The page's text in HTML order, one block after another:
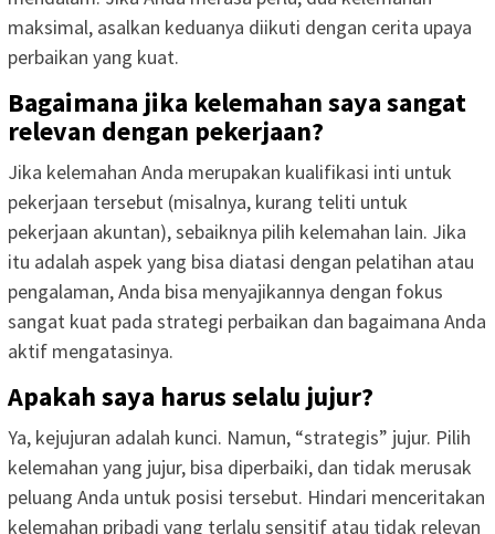
maksimal, asalkan keduanya diikuti dengan cerita upaya
perbaikan yang kuat.
Bagaimana jika kelemahan saya sangat
relevan dengan pekerjaan?
Jika kelemahan Anda merupakan kualifikasi inti untuk
pekerjaan tersebut (misalnya, kurang teliti untuk
pekerjaan akuntan), sebaiknya pilih kelemahan lain. Jika
itu adalah aspek yang bisa diatasi dengan pelatihan atau
pengalaman, Anda bisa menyajikannya dengan fokus
sangat kuat pada strategi perbaikan dan bagaimana Anda
aktif mengatasinya.
Apakah saya harus selalu jujur?
Ya, kejujuran adalah kunci. Namun, “strategis” jujur. Pilih
kelemahan yang jujur, bisa diperbaiki, dan tidak merusak
peluang Anda untuk posisi tersebut. Hindari menceritakan
kelemahan pribadi yang terlalu sensitif atau tidak relevan